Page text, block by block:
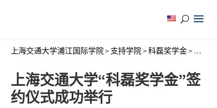
上海交通大学浦江国际学院> 支持学院>科磊奖学金> 上海
上海交通大学“科磊奖学金”签
约仪式成功举行